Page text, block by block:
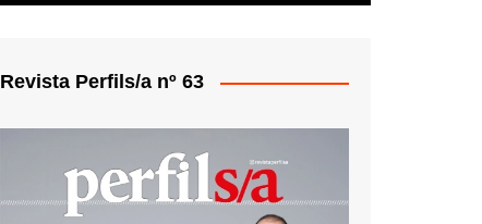
Revista Perfils/a nº 63